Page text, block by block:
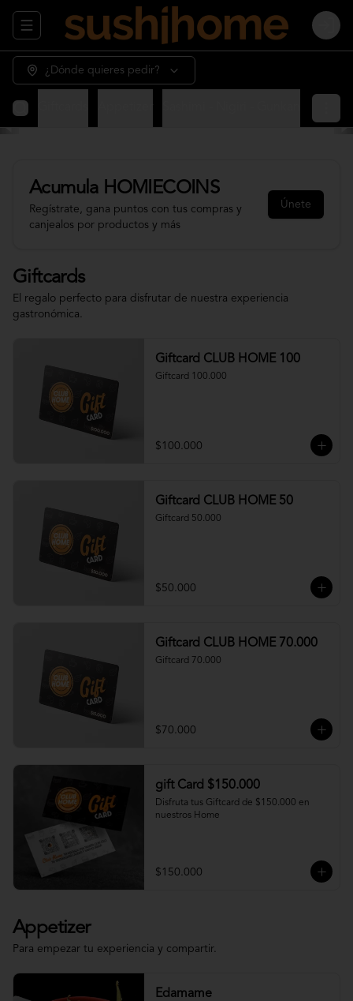
Abrir menu de navegación Login
¿Dónde quieres pedir?
Acumula HOMIECOINS
Regístrate, gana puntos con tus compras y
canjealos por productos y más
Únete
Giftcards
El regalo perfecto para disfrutar de nuestra experiencia
gastronómica.
Giftcard CLUB HOME 100
Giftcard 100.000
$100.000
Giftcard CLUB HOME 50
Giftcard 50.000
$50.000
Giftcard CLUB HOME 70.000
Giftcard 70.000
$70.000
gift Card $150.000
Disfruta tus Giftcard de $150.000 en
nuestros Home
$150.000
Appetizer
Para empezar tu experiencia y compartir.
Edamame